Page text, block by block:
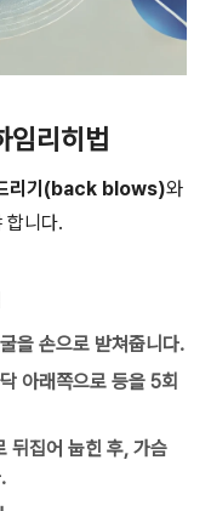
임리히법
리기(back blows)와
합니다.
을 손으로 받쳐줍니다.
아래쪽으로 등을 5회
뒤집어 눕힌 후, 가슴